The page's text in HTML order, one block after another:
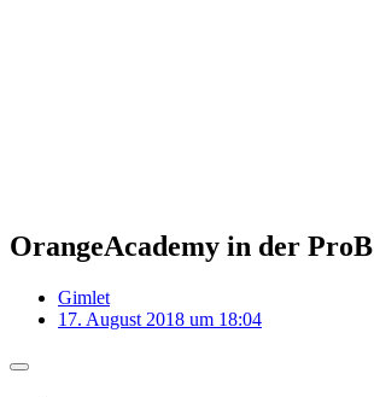
OrangeAcademy in der ProB
Gimlet
17. August 2018 um 18:04